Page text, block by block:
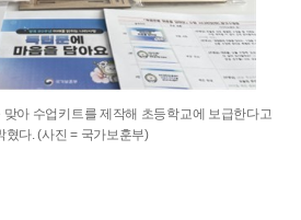
아 수업키트를 제작해 초등학교에 보급한다고
혔다. (사진 = 국가보훈부)